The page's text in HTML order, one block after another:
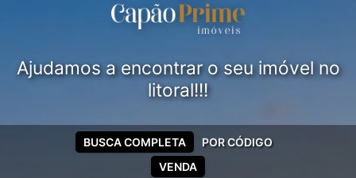
Ajudamos a encontrar o seu imóvel no
litoral!!!
VENDA
BUSCA COMPLETA POR CÓDIGO